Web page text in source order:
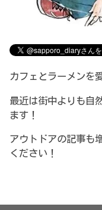
カフェとラーメンを
最近は街中よりも自
ます！
アウトドアの記事も
ください！